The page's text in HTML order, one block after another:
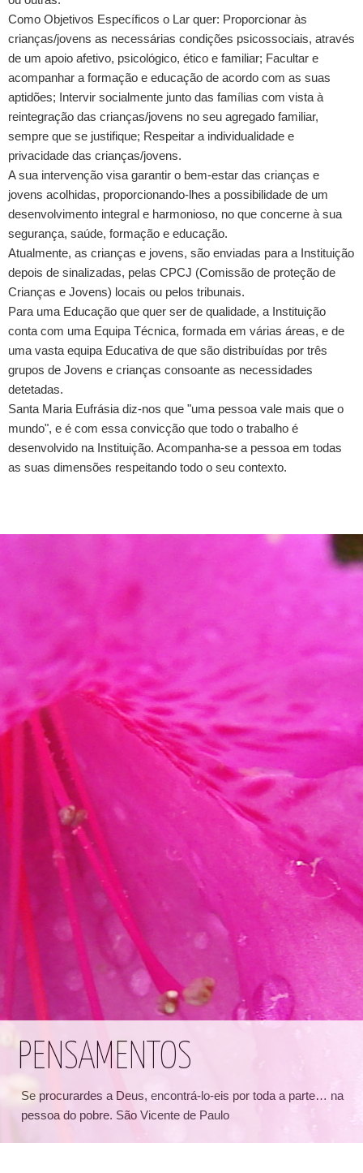
Como Objetivos Específicos o Lar quer: Proporcionar às
crianças/jovens as necessárias condições psicossociais, através
de um apoio afetivo, psicológico, ético e familiar; Facultar e
acompanhar a formação e educação de acordo com as suas
aptidões; Intervir socialmente junto das famílias com vista à
reintegração das crianças/jovens no seu agregado familiar,
sempre que se justifique; Respeitar a individualidade e
privacidade das crianças/jovens.
A sua intervenção visa garantir o bem-estar das crianças e
jovens acolhidas, proporcionando-lhes a possibilidade de um
desenvolvimento integral e harmonioso, no que concerne à sua
segurança, saúde, formação e educação.
Atualmente, as crianças e jovens, são enviadas para a Instituição
depois de sinalizadas, pelas CPCJ (Comissão de proteção de
Crianças e Jovens) locais ou pelos tribunais.
Para uma Educação que quer ser de qualidade, a Instituição
conta com uma Equipa Técnica, formada em várias áreas, e de
uma vasta equipa Educativa de que são distribuídas por três
grupos de Jovens e crianças consoante as necessidades
detetadas.
Santa Maria Eufrásia diz-nos que "uma pessoa vale mais que o
mundo", e é com essa convicção que todo o trabalho é
desenvolvido na Instituição. Acompanha-se a pessoa em todas
as suas dimensões respeitando todo o seu contexto.
PENSAMENTOS
Se procurardes a Deus, encontrá-lo-eis por toda a parte… na
pessoa do pobre. São Vicente de Paulo